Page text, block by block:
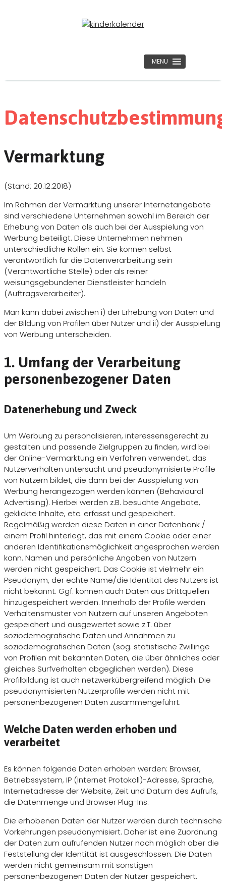
MENU
Vermarktung
(Stand: 20.12.2018)
Im Rahmen der Vermarktung unserer Internetangebote
sind verschiedene Unternehmen sowohl im Bereich der
Erhebung von Daten als auch bei der Ausspielung von
Werbung beteiligt. Diese Unternehmen nehmen
unterschiedliche Rollen ein. Sie können selbst
verantwortlich für die Datenverarbeitung sein
(Verantwortliche Stelle) oder als reiner
weisungsgebundener Dienstleister handeln
(Auftragsverarbeiter).
Man kann dabei zwischen i) der Erhebung von Daten und
der Bildung von Profilen über Nutzer und ii) der Ausspielung
von Werbung unterscheiden.
1. Umfang der Verarbeitung
personenbezogener Daten
Datenerhebung und Zweck
Um Werbung zu personalisieren, interessensgerecht zu
gestalten und passende Zielgruppen zu finden, wird bei
der Online-Vermarktung ein Verfahren verwendet, das
Nutzerverhalten untersucht und pseudonymisierte Profile
von Nutzern bildet, die dann bei der Ausspielung von
Werbung herangezogen werden können (Behavioural
Advertising). Hierbei werden z.B. besuchte Angebote,
geklickte Inhalte, etc. erfasst und gespeichert.
Regelmäßig werden diese Daten in einer Datenbank /
einem Profil hinterlegt, das mit einem Cookie oder einer
anderen Identifikationsmöglichkeit angesprochen werden
kann. Namen und persönliche Angaben von Nutzern
werden nicht gespeichert. Das Cookie ist vielmehr ein
Pseudonym, der echte Name/die Identität des Nutzers ist
nicht bekannt. Ggf. können auch Daten aus Drittquellen
hinzugespeichert werden. Innerhalb der Profile werden
Verhaltensmuster von Nutzern auf unseren Angeboten
gespeichert und ausgewertet sowie z.T. über
soziodemografische Daten und Annahmen zu
soziodemografischen Daten (sog. statistische Zwillinge
von Profilen mit bekannten Daten, die über ähnliches oder
gleiches Surfverhalten abgeglichen werden). Diese
Profilbildung ist auch netzwerkübergreifend möglich. Die
pseudonymisierten Nutzerprofile werden nicht mit
personenbezogenen Daten zusammengeführt.
Welche Daten werden erhoben und
verarbeitet
Es können folgende Daten erhoben werden: Browser,
Betriebssystem, IP (Internet Protokoll)-Adresse, Sprache,
Internetadresse der Website, Zeit und Datum des Aufrufs,
die Datenmenge und Browser Plug-Ins.
Die erhobenen Daten der Nutzer werden durch technische
Vorkehrungen pseudonymisiert. Daher ist eine Zuordnung
der Daten zum aufrufenden Nutzer noch möglich aber die
Feststellung der Identität ist ausgeschlossen. Die Daten
werden nicht gemeinsam mit sonstigen
personenbezogenen Daten der Nutzer gespeichert.